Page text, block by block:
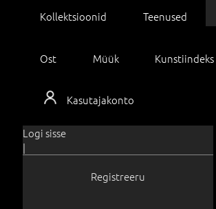
Kollektsioonid Teenused
Ost Müük Kunstiindeks
Kasutajakonto
Logi sisse
|
Registreeru